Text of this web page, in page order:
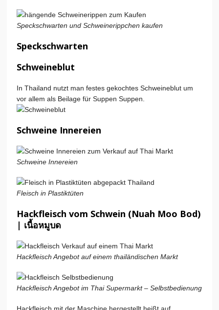
Speckschwarten und Schweinerippchen kaufen
Speckschwarten
Schweineblut
In Thailand nutzt man festes gekochtes Schweineblut um
vor allem als Beilage für Suppen Suppen.
Schweine Innereien
Schweine Innereien
Fleisch in Plastiktüten
Hackfleisch vom Schwein (Nuah Moo Bod)
| เนื้อหมูบด
Hackfleisch Angebot auf einem thailändischen Markt
Hackfleisch Angebot im Thai Supermarkt – Selbstbedienung